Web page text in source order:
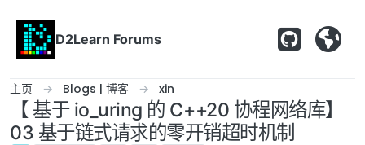
D2Learn Forums
主页 Blogs | 博客 xin
【 基于 io_uring 的 C++20 协程网络库】
03 基于链式请求的零开销超时机制